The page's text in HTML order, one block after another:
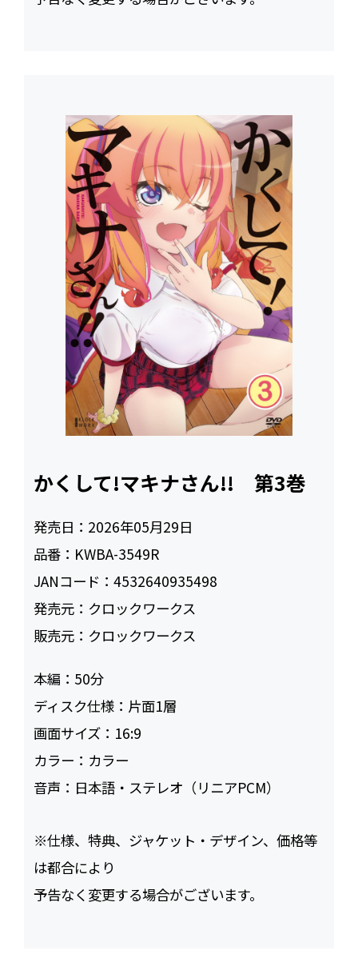
かくして!マキナさん!! 第3巻
発売日： 2026年05月29日
品番： KWBA-3549R
JANコード：4532640935498
発売元： クロックワークス
販売元： クロックワークス
本編： 50
ディスク仕様： 片面1層
画面サイズ： 16:9
カラー： カラー
音声： 日本語・ステレオ（リニアPCM）
※仕様、特典、ジャケット・デザイン、価格等
は都合により
予告なく変更する場合がございます。